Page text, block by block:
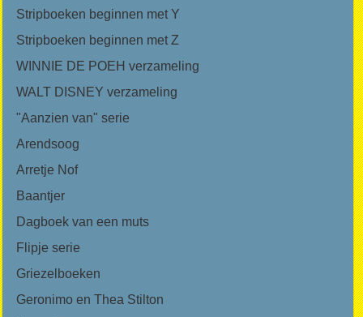
Stripboeken beginnen met Y
Stripboeken beginnen met Z
WINNIE DE POEH verzameling
WALT DISNEY verzameling
"Aanzien van" serie
Arendsoog
Arretje Nof
Baantjer
Dagboek van een muts
Flipje serie
Griezelboeken
Geronimo en Thea Stilton